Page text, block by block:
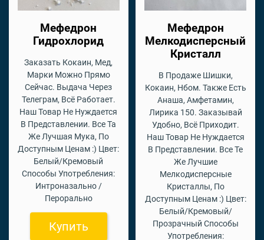
Мефедрон
Гидрохлорид
Заказать Кокаин, Мед,
Марки Можно Прямо
Сейчас. Выдача Через
Телеграм, Всё Работает.
Наш Товар Не Нуждается
В Представлении. Все Та
Же Лучшая Мука, По
Доступным Ценам :) Цвет:
Белый/Кремовый
Способы Употребления:
Интроназально /
Перорально
Купить
Мефедрон
Мелкодисперсный
Кристалл
В Продаже Шишки,
Кокаин, Нбом. Также Есть
Анаша, Амфетамин,
Лирика 150. Заказывай
Удобно, Всё Приходит.
Наш Товар Не Нуждается
В Представлении. Все Те
Же Лучшие
Мелкодисперсные
Кристаллы, По
Доступным Ценам :) Цвет:
Белый/Кремовый/
Прозрачный Способы
Употребления: